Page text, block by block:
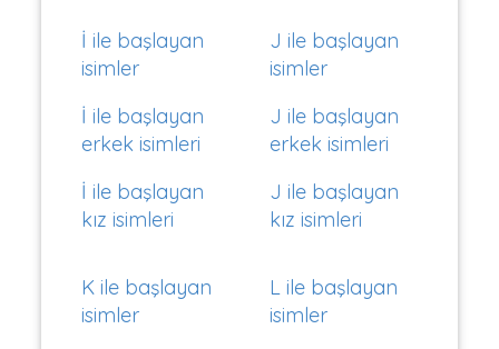
İ ile başlayan
isimler
İ ile başlayan
erkek isimleri
İ ile başlayan
kız isimleri
J ile başlayan
isimler
J ile başlayan
erkek isimleri
J ile başlayan
kız isimleri
K ile başlayan
isimler
L ile başlayan
isimler